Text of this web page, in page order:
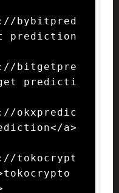
bybitpred
prediction
bitgetpre
predicti
okxpredic
a>
tokocrypt